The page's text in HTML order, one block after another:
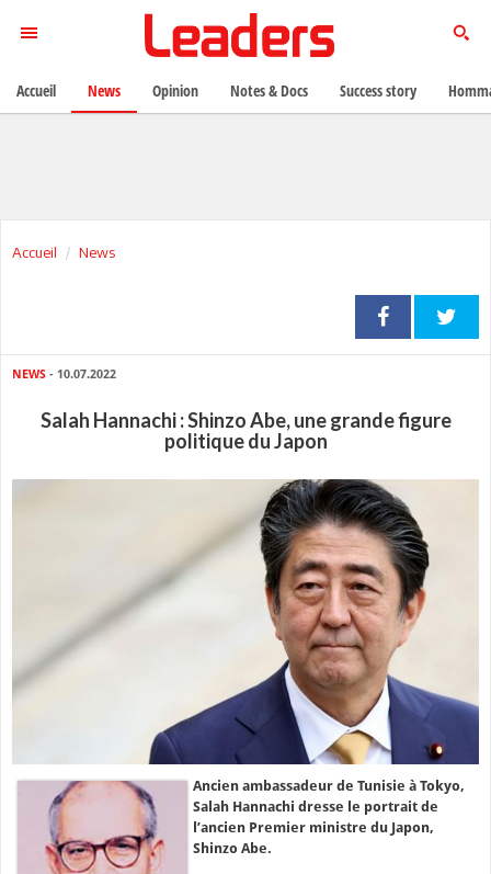
Accueil News
NEWS - 10.07.2022
Salah Hannachi : Shinzo Abe, une grande figure
politique du Japon
Ancien ambassadeur de Tunisie à Tokyo,
Salah Hannachi dresse le portrait de
l’ancien Premier ministre du Japon,
Shinzo Abe.
Accueil News Opinion Notes & Docs Success story